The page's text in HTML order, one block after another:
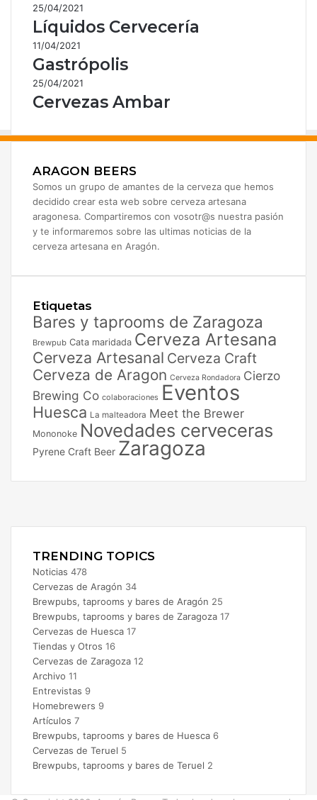
25/04/2021
Líquidos Cervecería
11/04/2021
Gastrópolis
25/04/2021
Cervezas Ambar
ARAGON BEERS
Somos un grupo de amantes de la cerveza que hemos
decidido crear esta web sobre cerveza artesana
aragonesa. Compartiremos con vosotr@s nuestra pasión
y te informaremos sobre las ultimas noticias de la
cerveza artesana en Aragón.
Etiquetas
Bares y taprooms de Zaragoza
Brewpub Cata maridada Cerveza Artesana
Cerveza Artesanal Cerveza Craft
Cerveza de Aragon Cerveza Rondadora Cierzo
Brewing Co colaboraciones Eventos
Huesca La malteadora Meet the Brewer
Mononoke Novedades cerveceras
Pyrene Craft Beer Zaragoza
TRENDING TOPICS
Noticias 478
Cervezas de Aragón 34
Brewpubs, taprooms y bares de Aragón 25
Brewpubs, taprooms y bares de Zaragoza 17
Cervezas de Huesca 17
Tiendas y Otros 16
Cervezas de Zaragoza 12
Archivo 11
Entrevistas 9
Homebrewers 9
Artículos 7
Brewpubs, taprooms y bares de Huesca 6
Cervezas de Teruel 5
Brewpubs, taprooms y bares de Teruel 2